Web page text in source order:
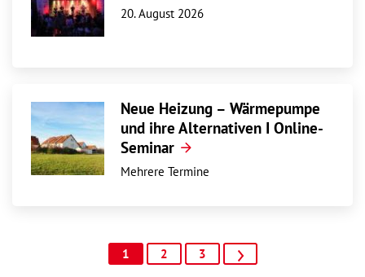
20. August 2026
Neue Heizung – Wärmepumpe
und ihre Alternativen I Online-
Seminar
Mehrere Termine
1 2 3 >